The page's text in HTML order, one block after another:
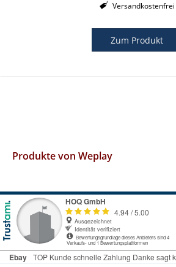
Versandkostenfrei
Zum Produkt
Produkte von Weplay